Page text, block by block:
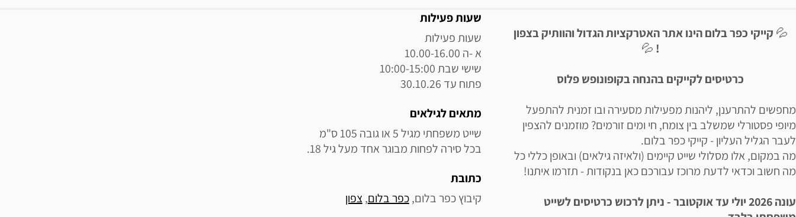
💦 קייקי כפר בלום הינו אתר האטרקציות הגדול והוותיק בצפון
!
💦
כרטיסים לקייקים בהנחה בקופונופש פלוס
מחפשים להתרענן, ליהנות מפעילות מסעירה ובו זמנית להתפעל
מיופי פסטורלי שמשלב בין צומח, חי ומים זורמים? מוזמנים להצפין
לעבר הגליל העליון - קייקי כפר בלום.
מה במקום, אלו מסלולי שייט קיימים (ולאיזה גילאים) ובאופן כללי כל
מה חשוב וכדאי לדעת מרוכז עבורכם כאן בנקודות - תזרמו איתנו!
עונה 2026 יולי עד אוקטובר - ניתן לרכוש כרטיסים לשייט
מידע נוסף
שעות פעילות
פתוח עד 30.10.26
מתאים לגילאים
בכל סירה לפחות מבוגר אחד מעל גיל 18.
כתובת
קיבוץ כפר בלום, כפר בלום, צפון